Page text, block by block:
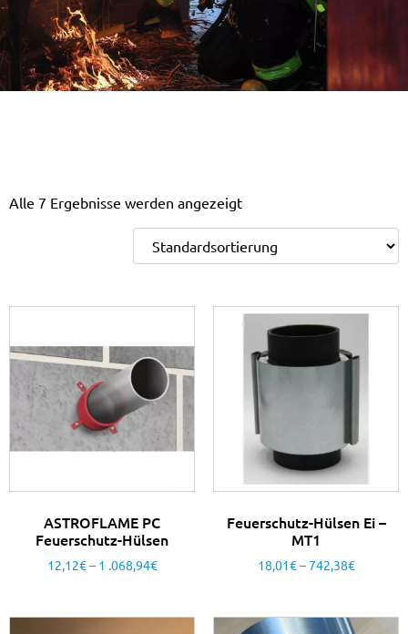
Alle 7 Ergebnisse werden angezeigt
ASTROFLAME PC
Feuerschutz-Hülsen
12,12€– 1 .068,94€
Feuerschutz-Hülsen Ei –
MT1
18,01€–742,38€